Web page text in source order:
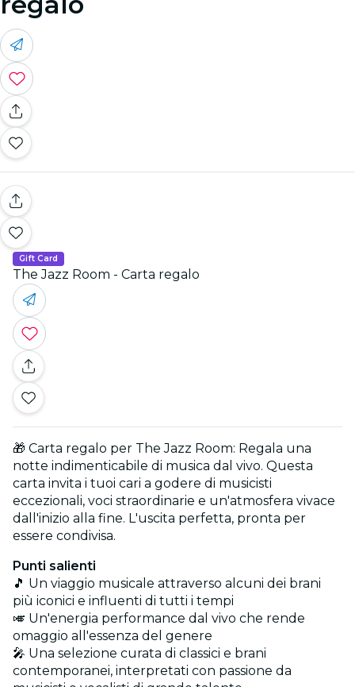
Gift Card
The Jazz Room - Carta regalo
🎁 Carta regalo per The Jazz Room: Regala una
notte indimenticabile di musica dal vivo. Questa
carta invita i tuoi cari a godere di musicisti
eccezionali, voci straordinarie e un'atmosfera vivace
dall'inizio alla fine. L'uscita perfetta, pronta per
essere condivisa.
Punti salienti
🎵 Un viaggio musicale attraverso alcuni dei brani
più iconici e influenti di tutti i tempi
🎺 Un'energia performance dal vivo che rende
omaggio all'essenza del genere
🎤 Una selezione curata di classici e brani
contemporanei, interpretati con passione da